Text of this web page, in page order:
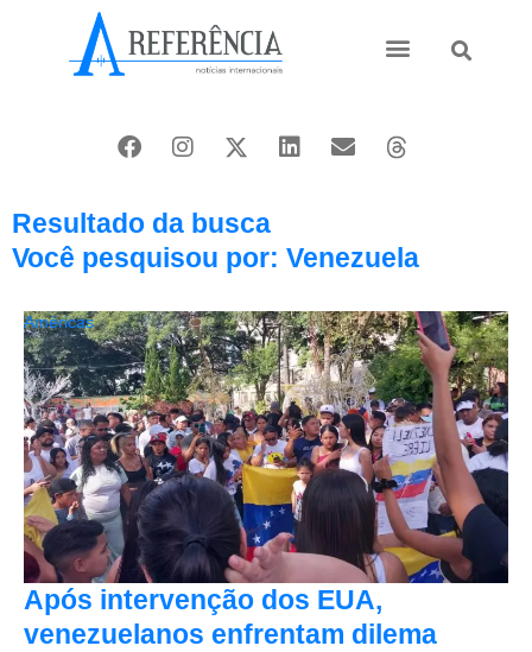
Resultado da busca
Você pesquisou por: Venezuela
Após intervenção dos EUA,
venezuelanos enfrentam dilema
Américas